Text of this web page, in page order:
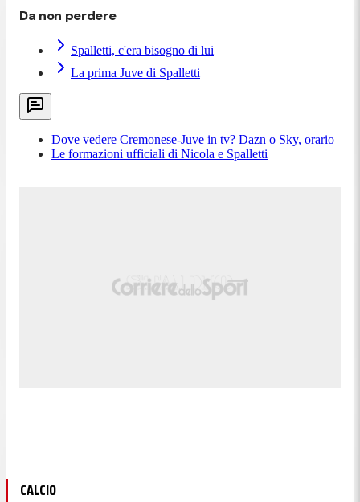
Da non perdere
Spalletti, c'era bisogno di lui
La prima Juve di Spalletti
Dove vedere Cremonese-Juve in tv? Dazn o Sky, orario
Le formazioni ufficiali di Nicola e Spalletti
CALCIO